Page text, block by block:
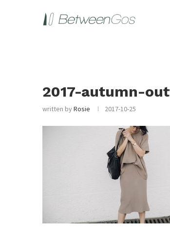
2017-autumn-
written byRosie 2017-10-25